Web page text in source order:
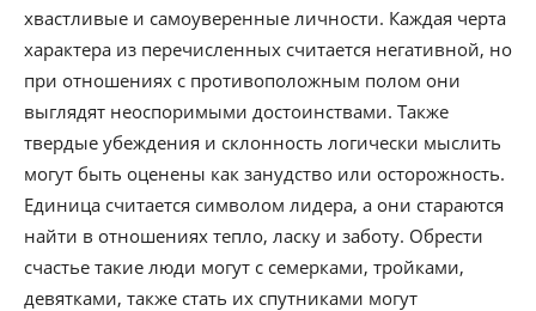
хвастливые и самоуверенные личности. Каждая черта
характера из перечисленных считается негативной, но
при отношениях с противоположным полом они
выглядят неоспоримыми достоинствами. Также
твердые убеждения и склонность логически мыслить
могут быть оценены как занудство или осторожность.
Единица считается символом лидера, а они стараются
найти в отношениях тепло, ласку и заботу. Обрести
счастье такие люди могут с семерками, тройками,
девятками, также стать их спутниками могут